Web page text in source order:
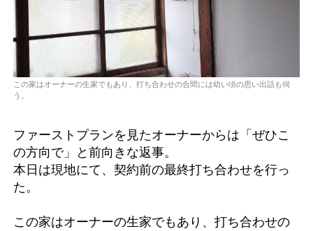
この家はオーナーの生家でもあり、打ち合わせの合間には幼い頃の思い出話も伺
う。
ファーストプランを見たオーナーからは「ぜひこ
の方向で」と前向きな返事。
本日は現地にて、契約前の最終打ち合わせを行っ
た。
この家はオーナーの生家でもあり、打ち合わせの